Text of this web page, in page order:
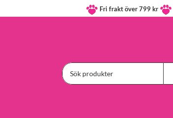
Fri frakt över 799 kr